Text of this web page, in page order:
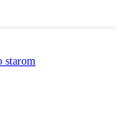
starom